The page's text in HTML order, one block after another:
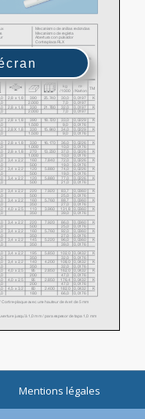
Mentions légales